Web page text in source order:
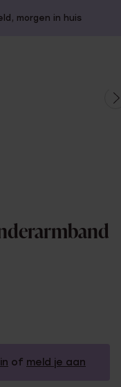
morgen in huis
of meld je aan